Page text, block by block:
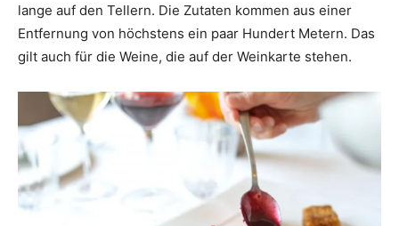
lange auf den Tellern. Die Zutaten kommen aus einer
Entfernung von höchstens ein paar Hundert Metern. Das
gilt auch für die Weine, die auf der Weinkarte stehen.